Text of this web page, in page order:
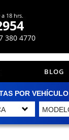
18 hrs.
380 4770
BLOG
POR VEHÍCULO